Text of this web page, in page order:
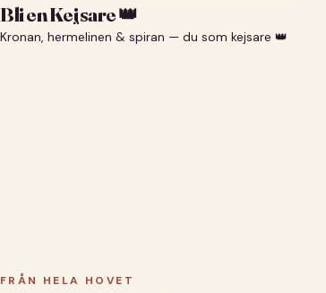
Bli en Kejsare 👑
Kronan, hermelinen & spiran — du som kejsare 👑
FRÅN HELA HOVET